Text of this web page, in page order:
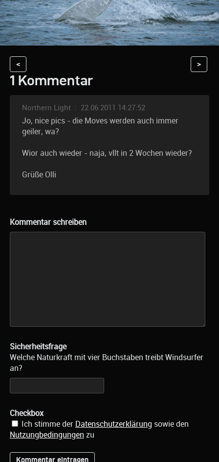
< >
1 Kommentar
Northern Light 22.06.2011 14:27:52
Jo, nice pics - die Moves werden auch immer
geiler, wa?
Wior auch wieder - naja, vllt in 2 Wochen wieder?
Grüße Olli
Kommentar schreiben
Sicherheitsfrage
Welche Naturkraft mit vier Buchstaben treibt Windsurfer
an?
Checkbox
Ich stimme der Datenschutzerklärung sowie den
Nutzungbedingungen zu